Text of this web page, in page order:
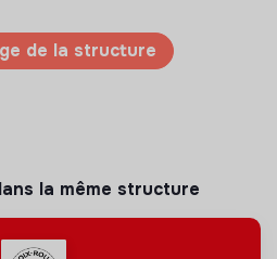
de la structure
la même structure